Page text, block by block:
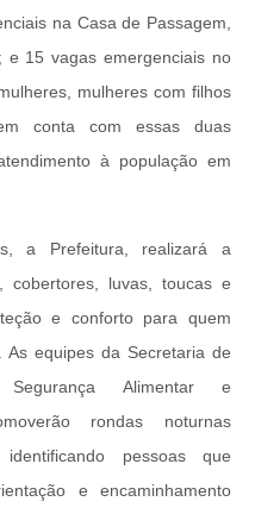
na Casa de Passagem,
e 15 vagas emergenciais no
mulheres com filhos
conta com essas duas
à população em
a Prefeitura, realizará a
cobertores, luvas, toucas e
e conforto para quem
equipes da Secretaria de
Alimentar e
rondas noturnas
pessoas que
e encaminhamento